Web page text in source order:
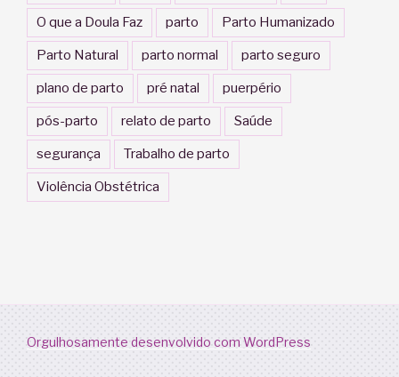
O que a Doula Faz parto Parto Humanizado
Parto Natural parto normal parto seguro
plano de parto pré natal puerpério
pós-parto relato de parto Saúde
segurança Trabalho de parto
Violência Obstétrica
Orgulhosamente desenvolvido com WordPress